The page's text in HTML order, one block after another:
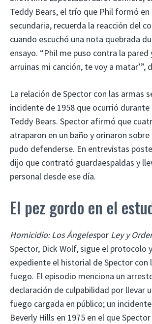
Teddy Bears, el trío que Phil formó en
secundaria, recuerda la reacción del
cuando escuchó una nota quebrada
ensayo. “Phil me puso contra la pared
arruinas mi canción, te voy a matar’”,
La relación de Spector con las armas
incidente de 1958 que ocurrió durante
Teddy Bears. Spector afirmó que
atraparon en un baño y orinaron sobre
pudo defenderse. En entrevistas
dijo que contrató guardaespaldas y
personal desde ese día.
El pez gordo en el
Homicidio: Los Ángelespor Ley y
Spector, Dick Wolf, sigue el protocolo
expediente el historial de Spector con
fuego. El episodio menciona un
declaración de culpabilidad por llevar
fuego cargada en público; un
Beverly Hills en 1975 en el que